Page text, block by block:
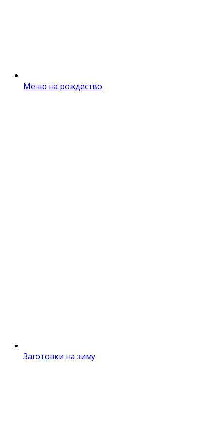
Меню на рождество
Заготовки на зиму